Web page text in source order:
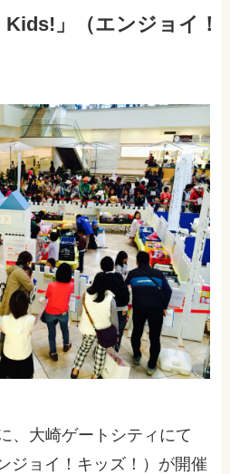
」（エンジョイ！
、大崎ゲートシティにて
ジョイ！キッズ！）が開催